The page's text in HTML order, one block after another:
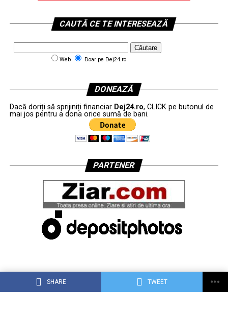
SHARE TWEET
CAUTĂ CE TE INTERESEAZĂ
Web Doar pe Dej24.ro
DONEAZĂ
Dacă doriți să sprijiniți financiar Dej24.ro, CLICK pe butonul de
mai jos pentru a dona orice sumă de bani.
PARTENER